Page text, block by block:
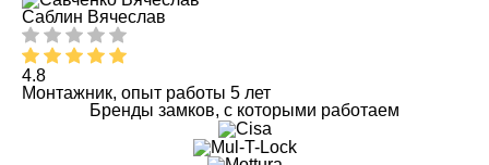
Саблин Вячеслав
4.8
Монтажник, опыт работы 5 лет
Бренды замков, с которыми работаем